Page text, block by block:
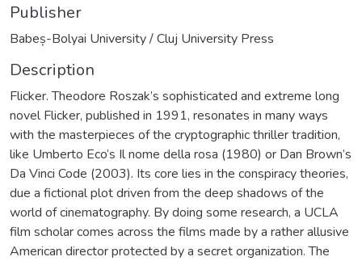
Publisher
Babeș-Bolyai University / Cluj University Press
Description
Flicker. Theodore Roszak’s sophisticated and extreme long
novel Flicker, published in 1991, resonates in many ways
with the masterpieces of the cryptographic thriller tradition,
like Umberto Eco’s Il nome della rosa (1980) or Dan Brown’s
Da Vinci Code (2003). Its core lies in the conspiracy theories,
due a fictional plot driven from the deep shadows of the
world of cinematography. By doing some research, a UCLA
film scholar comes across the films made by a rather allusive
American director protected by a secret organization. The